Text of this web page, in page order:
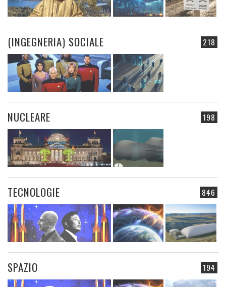
218
(INGEGNERIA) SOCIALE
198
NUCLEARE
846
TECNOLOGIE
194
SPAZIO